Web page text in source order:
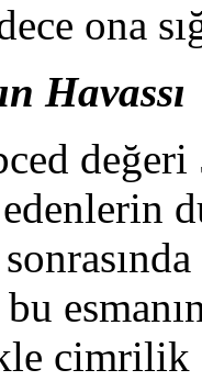
ona
Havassı
cimrilik